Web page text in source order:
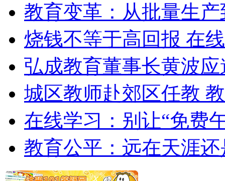
教育变革：从批量生
烧钱不等于高回报 在
弘成教育董事长黄波
城区教师赴郊区任教
在线学习：别让“免费
教育公平：远在天涯